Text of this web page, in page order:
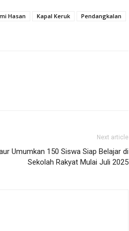
Hasan Kapal Keruk
Pendangkalan
Next article
Umumkan 150 Siswa Siap Belajar di
Sekolah Rakyat Mulai Juli 2025